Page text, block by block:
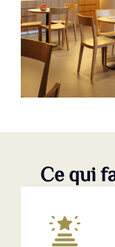
Ce qui